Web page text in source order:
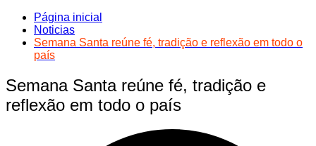
Página inicial
Noticias
Semana Santa reúne fé, tradição e reflexão em todo o
país
Semana Santa reúne fé, tradição e
reflexão em todo o país